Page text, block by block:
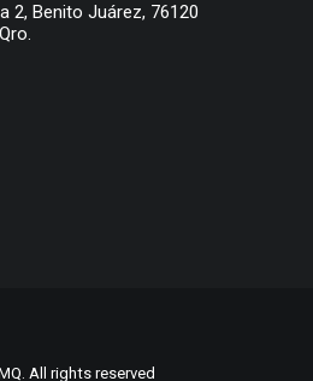
2, Benito Juárez, 76120
All rights reserved